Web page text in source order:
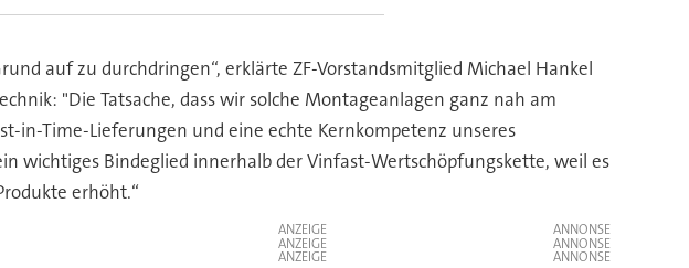
auf zu durchdringen“, erklärte ZF-Vorstandsmitglied Michael Hankel
"Die Tatsache, dass wir solche Montageanlagen ganz nah am
in-Time-Lieferungen und eine echte Kernkompetenz unseres
wichtiges Bindeglied innerhalb der Vinfast-Wertschöpfungskette, weil es
erhöht.“
ANZEIGE
ANZEIGE
ANZEIGE